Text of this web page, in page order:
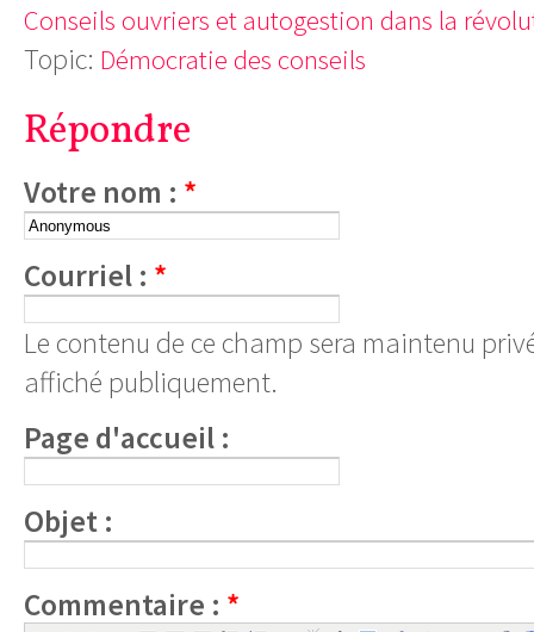
Conseils ouvriers et autogestion dans la
Topic: Démocratie des conseils
Répondre
Votre nom : *
Courriel : *
Le contenu de ce champ sera maintenu
affiché publiquement.
Page d'accueil :
Objet :
Commentaire : *